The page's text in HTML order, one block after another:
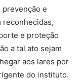
prevenção e
reconhecidas,
e proteção
a tal ato sejam
aos lares por
do instituto.